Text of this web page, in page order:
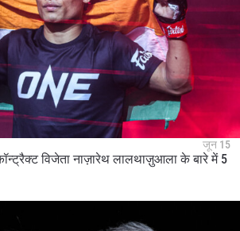
जून 15
विजेता नाज़ारेथ लालथाज़ुआला के बारे में 5